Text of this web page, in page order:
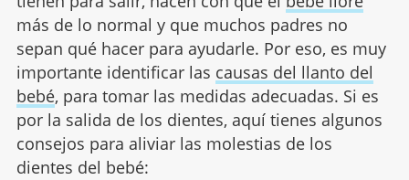
más de lo normal y que muchos padres no
sepan qué hacer para ayudarle. Por eso, es muy
importante identificar las causas del llanto del
bebé, para tomar las medidas adecuadas. Si es
por la salida de los dientes, aquí tienes algunos
consejos para aliviar las molestias de los
dientes del bebé: